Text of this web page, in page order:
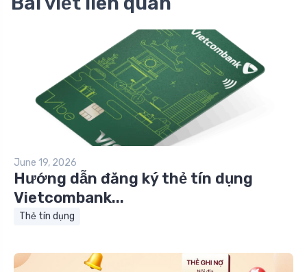
June 19, 2026
Hướng dẫn đăng ký thẻ tín dụng
Vietcombank...
Thẻ tín dụng